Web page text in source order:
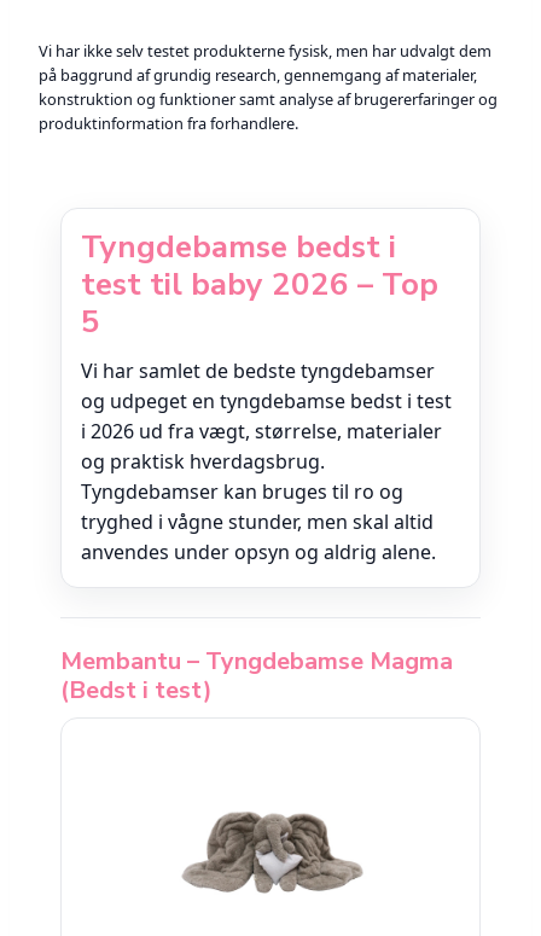
Vi har ikke selv testet produkterne fysisk, men har udvalgt dem
på baggrund af grundig research, gennemgang af materialer,
konstruktion og funktioner samt analyse af brugererfaringer og
produktinformation fra forhandlere.
Tyngdebamse bedst i
test til baby 2026 – Top
5
Vi har samlet de bedste tyngdebamser
og udpeget en tyngdebamse bedst i test
i 2026 ud fra vægt, størrelse, materialer
og praktisk hverdagsbrug.
Tyngdebamser kan bruges til ro og
tryghed i vågne stunder, men skal altid
anvendes under opsyn og aldrig alene.
Membantu – Tyngdebamse Magma
(Bedst i test)